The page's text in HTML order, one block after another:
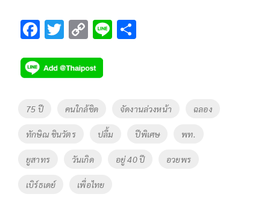
F
e
b
o
o
k
T
tt
er
C
p
y
Li
Li
Tags
75 ปี คนใกล้ชิด จัดงานล่วงหน้า ฉลอง
ทักษิณ ชินวัตร ปลื้ม ปีพิเศษ พท.
ยูสาทร วันเกิด อยู่ 40 ปี อวยพร
เบิร์ธเดย์ เพื่อไทย